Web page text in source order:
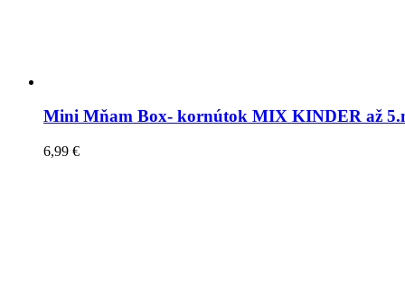
Mini Mňam Box- kornútok MIX KINDER až
6,99 €